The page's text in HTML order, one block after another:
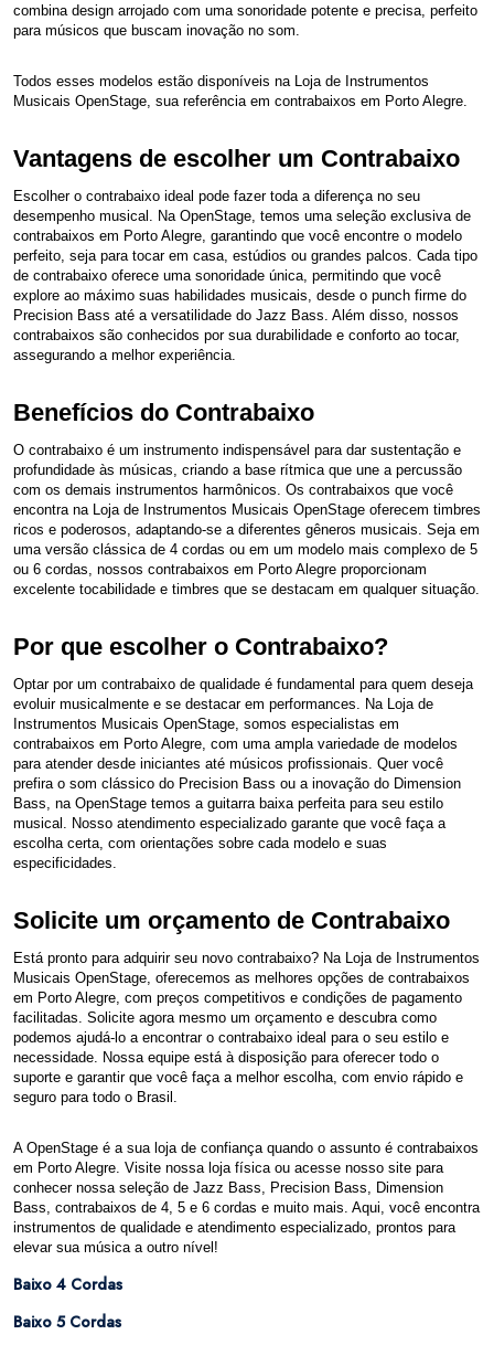
combina design arrojado com uma sonoridade potente e precisa, perfeito
para músicos que buscam inovação no som.
Todos esses modelos estão disponíveis na Loja de Instrumentos
Musicais OpenStage, sua referência em contrabaixos em Porto Alegre.
Vantagens de escolher um Contrabaixo
Escolher o contrabaixo ideal pode fazer toda a diferença no seu
desempenho musical. Na OpenStage, temos uma seleção exclusiva de
contrabaixos em Porto Alegre, garantindo que você encontre o modelo
perfeito, seja para tocar em casa, estúdios ou grandes palcos. Cada tipo
de contrabaixo oferece uma sonoridade única, permitindo que você
explore ao máximo suas habilidades musicais, desde o punch firme do
Precision Bass até a versatilidade do Jazz Bass. Além disso, nossos
contrabaixos são conhecidos por sua durabilidade e conforto ao tocar,
assegurando a melhor experiência.
Benefícios do Contrabaixo
O contrabaixo é um instrumento indispensável para dar sustentação e
profundidade às músicas, criando a base rítmica que une a percussão
com os demais instrumentos harmônicos. Os contrabaixos que você
encontra na Loja de Instrumentos Musicais OpenStage oferecem timbres
ricos e poderosos, adaptando-se a diferentes gêneros musicais. Seja em
uma versão clássica de 4 cordas ou em um modelo mais complexo de 5
ou 6 cordas, nossos contrabaixos em Porto Alegre proporcionam
excelente tocabilidade e timbres que se destacam em qualquer situação.
Por que escolher o Contrabaixo?
Optar por um contrabaixo de qualidade é fundamental para quem deseja
evoluir musicalmente e se destacar em performances. Na Loja de
Instrumentos Musicais OpenStage, somos especialistas em
contrabaixos em Porto Alegre, com uma ampla variedade de modelos
para atender desde iniciantes até músicos profissionais. Quer você
prefira o som clássico do Precision Bass ou a inovação do Dimension
Bass, na OpenStage temos a guitarra baixa perfeita para seu estilo
musical. Nosso atendimento especializado garante que você faça a
escolha certa, com orientações sobre cada modelo e suas
especificidades.
Solicite um orçamento de Contrabaixo
Está pronto para adquirir seu novo contrabaixo? Na Loja de Instrumentos
Musicais OpenStage, oferecemos as melhores opções de contrabaixos
em Porto Alegre, com preços competitivos e condições de pagamento
facilitadas. Solicite agora mesmo um orçamento e descubra como
podemos ajudá-lo a encontrar o contrabaixo ideal para o seu estilo e
necessidade. Nossa equipe está à disposição para oferecer todo o
suporte e garantir que você faça a melhor escolha, com envio rápido e
seguro para todo o Brasil.
A OpenStage é a sua loja de confiança quando o assunto é contrabaixos
em Porto Alegre. Visite nossa loja física ou acesse nosso site para
conhecer nossa seleção de Jazz Bass, Precision Bass, Dimension
Bass, contrabaixos de 4, 5 e 6 cordas e muito mais. Aqui, você encontra
instrumentos de qualidade e atendimento especializado, prontos para
elevar sua música a outro nível!
Baixo 4 Cordas
Baixo 5 Cordas